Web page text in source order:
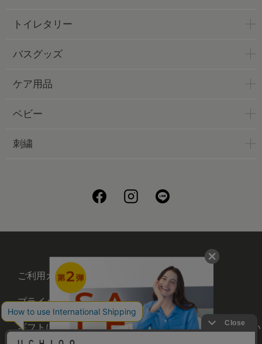
トイレタリー
バスグッズ
ケア用品
ベビー
刺繍
ご利用ガイド 会社概要
プライバシーポリシー 刺繍について
ギフトについて
UCHINOメンバーズについ